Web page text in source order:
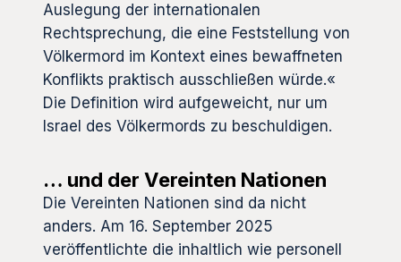
Auslegung der internationalen
Rechtsprechung, die eine Feststellung von
Völkermord im Kontext eines bewaffneten
Konflikts praktisch ausschließen würde.«
Die Definition wird aufgeweicht, nur um
Israel des Völkermords zu beschuldigen.
… und der Vereinten Nationen
Die Vereinten Nationen sind da nicht
anders. Am 16. September 2025
veröffentlichte die inhaltlich wie personell